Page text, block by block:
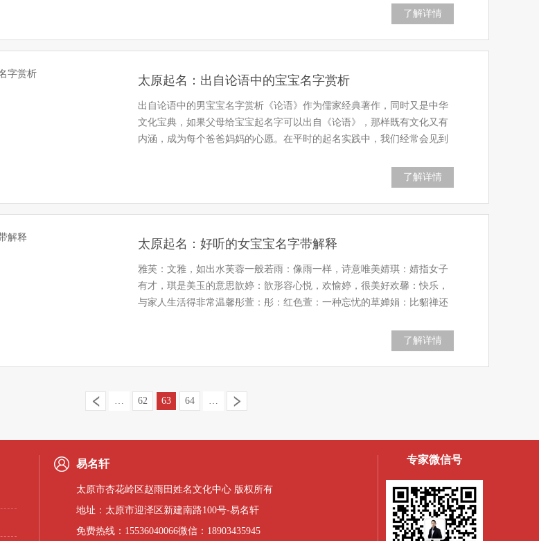
了解详情
太原起名：出自论语中的宝宝名字赏析
出自论语中的男宝宝名字赏析《论语》作为儒家经典著作，同时又是中华
文化宝典，如果父母给宝宝起名字可以出自《论语》，那样既有文化又有
内涵，成为每个爸爸妈妈的心愿。在平时的起名实践中，我们经常会见到
了解详情
太原起名：好听的女宝宝名字带解释
雅芙：文雅，如出水芙蓉一般若雨：像雨一样，诗意唯美婧琪：婧指女子
有才，琪是美玉的意思歆婷：歆形容心悦，欢愉婷，很美好欢馨：快乐，
与家人生活得非常温馨彤萱：彤：红色萱：一种忘忧的草婵娟：比貂禅还
了解详情
… 62 63 64 …
易名轩
太原市杏花岭区赵雨田姓名文化中心 版权所有
地址：太原市迎泽区新建南路100号-易名轩
免费热线：15536040066微信：18903435945
专家微信号